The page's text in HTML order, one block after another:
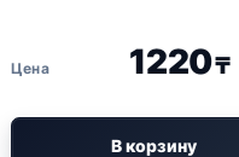
1220₸
В корзину